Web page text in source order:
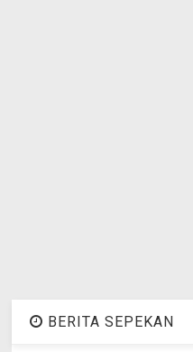
BERITA SEPEKAN